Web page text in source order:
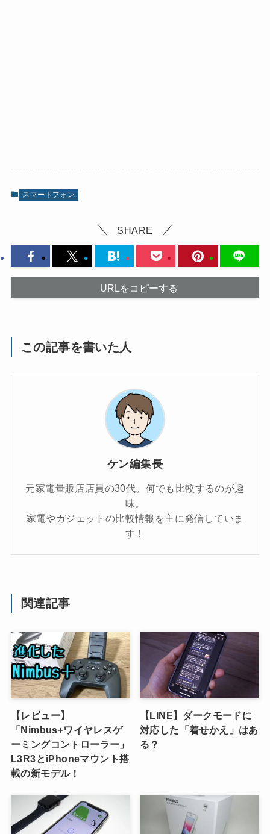
スマートフォン
SHARE
URLをコピーする
この記事を書いた人
ケン編集長
元家電量販店店員の30代。何でも比較するのが趣
味。
家電やガジェットの比較情報を主に発信していま
す！
関連記事
【レビュー】
「Nimbus+ワイヤレスゲ
ーミングコントローラー」
L3R3とiPhoneマウント搭
載の新モデル！
【LINE】ダークモードに
対応した「着せかえ」はあ
る？